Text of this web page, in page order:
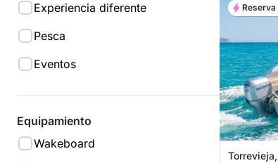
Experiencia diferente
Pesca
Eventos
Equipamiento
Wakeboard
Reserva